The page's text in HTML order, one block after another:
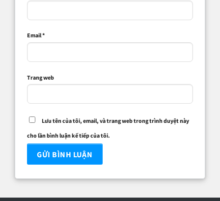
Email*
Trang web
Lưu tên của tôi, email, và trang web trong trình duyệt này
cho lần bình luận kế tiếp của tôi.